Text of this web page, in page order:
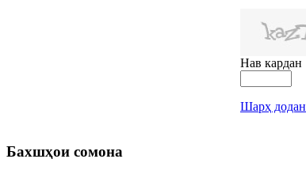
Нав кардан
Шарҳ додан
Бахшҳои сомона